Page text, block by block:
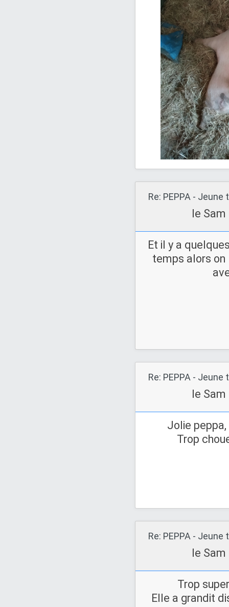
Re: PEPPA - Jeune
le
Et il y a
temps alors
Re: PEPPA - Jeune
le
Jolie
Trop
Re: PEPPA - Jeune
le
Trop
Elle a grandit